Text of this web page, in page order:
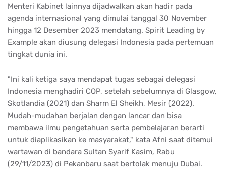
Menteri Kabinet lainnya dijadwalkan akan hadir pada
agenda internasional yang dimulai tanggal 30 November
hingga 12 Desember 2023 mendatang. Spirit Leading by
Example akan diusung delegasi Indonesia pada pertemuan
tingkat dunia ini.
"Ini kali ketiga saya mendapat tugas sebagai delegasi
Indonesia menghadiri COP, setelah sebelumnya di Glasgow,
Skotlandia (2021) dan Sharm El Sheikh, Mesir (2022).
Mudah-mudahan berjalan dengan lancar dan bisa
membawa ilmu pengetahuan serta pembelajaran berarti
untuk diaplikasikan ke masyarakat," kata Afni saat ditemui
wartawan di bandara Sultan Syarif Kasim, Rabu
(29/11/2023) di Pekanbaru saat bertolak menuju Dubai.